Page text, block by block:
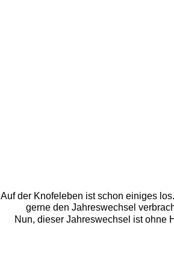
Auf der Knofeleben ist schon einiges
gerne den Jahreswechsel
Nun, dieser Jahreswechsel ist ohne